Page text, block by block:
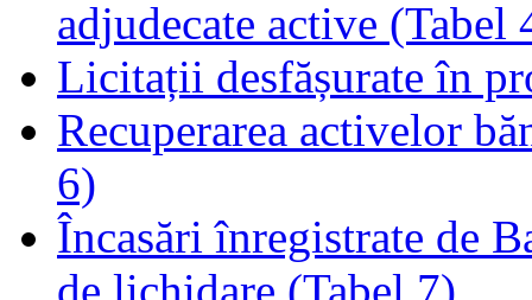
adjudecate active (Tabel
Licitații desfășurate în
Recuperarea activelor
6)
Încasări înregistrate de
de lichidare (Tabel 7)